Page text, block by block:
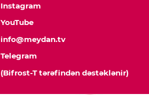
Instagram
YouTube
info@meydan.tv
Telegram
(Bifrost-T tərəfindən dəstəklənir)